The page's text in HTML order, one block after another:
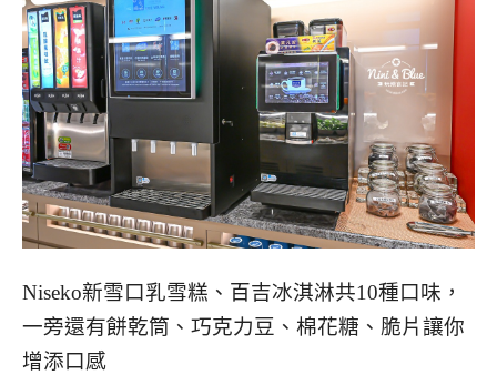
Niseko新雪口乳雪糕、百吉冰淇淋共10種口味，
一旁還有餅乾筒、巧克力豆、棉花糖、脆片讓你
增添口感